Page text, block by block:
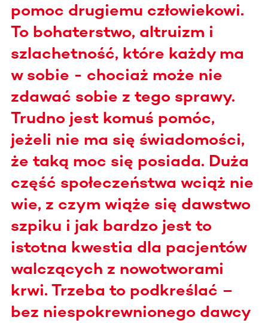
pomoc drugiemu człowiekowi.
To bohaterstwo, altruizm i
szlachetność, które każdy ma
w sobie - chociaż może nie
zdawać sobie z tego sprawy.
Trudno jest komuś pomóc,
jeżeli nie ma się świadomości,
że taką moc się posiada. Duża
część społeczeństwa wciąż nie
wie, z czym wiąże się dawstwo
szpiku i jak bardzo jest to
istotna kwestia dla pacjentów
walczących z nowotworami
krwi. Trzeba to podkreślać –
bez niespokrewnionego dawcy